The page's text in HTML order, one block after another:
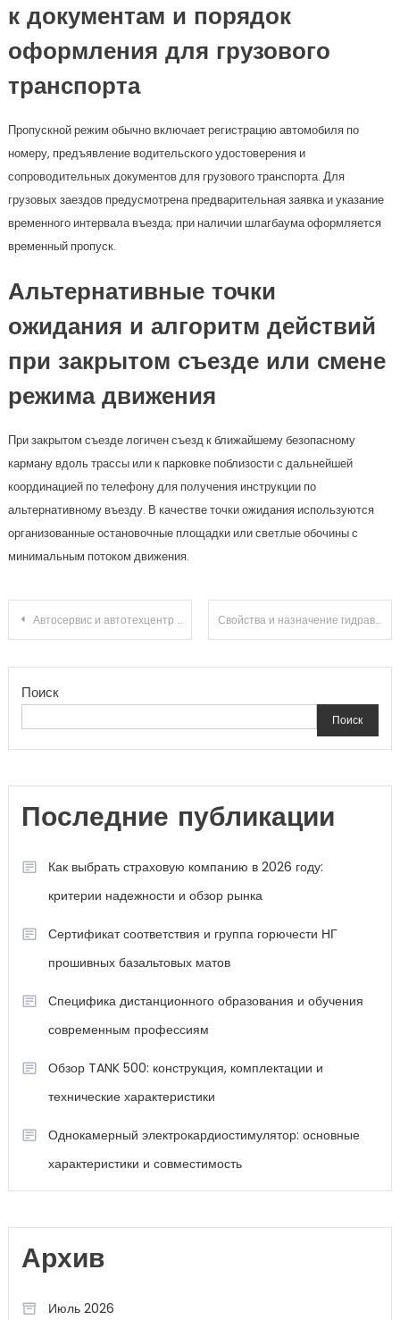
к документам и порядок
оформления для грузового
транспорта
Пропускной режим обычно включает регистрацию автомобиля по
номеру, предъявление водительского удостоверения и
сопроводительных документов для грузового транспорта. Для
грузовых заездов предусмотрена предварительная заявка и указание
временного интервала въезда; при наличии шлагбаума оформляется
временный пропуск.
Альтернативные точки
ожидания и алгоритм действий
при закрытом съезде или смене
режима движения
При закрытом съезде логичен съезд к ближайшему безопасному
карману вдоль трассы или к парковке поблизости с дальнейшей
координацией по телефону для получения инструкции по
альтернативному въезду. В качестве точки ожидания используются
организованные остановочные площадки или светлые обочины с
минимальным потоком движения.
Навигация
записям
Автосервис и автотехцентр на МКАД 84-й километр вл1: адрес и основная информация Свойства и назначение гидравлических жидкостей HVLP и HLP при высокотемпературной работе погрузчиков и экскаваторов
Поиск
Поиск
Последние публикации
Как выбрать страховую компанию в 2026 году:
критерии надежности и обзор рынка
Сертификат соответствия и группа горючести НГ
прошивных базальтовых матов
Специфика дистанционного образования и обучения
современным профессиям
Обзор TANK 500: конструкция, комплектации и
технические характеристики
Однокамерный электрокардиостимулятор: основные
характеристики и совместимость
Архив
Июль 2026